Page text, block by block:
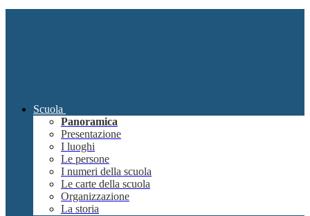
Scuola
Panoramica
Presentazione
I luoghi
Le persone
I numeri della scuola
Le carte della scuola
Organizzazione
La storia